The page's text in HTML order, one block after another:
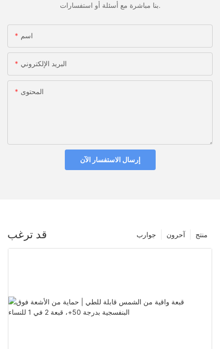
بنا مباشرة مع أسئلة أو استفسارات.
اسم
البريد الإلكتروني
المحتوى
إرسال الاستفسار الآن
قد ترغب منتج آحرون جوارب